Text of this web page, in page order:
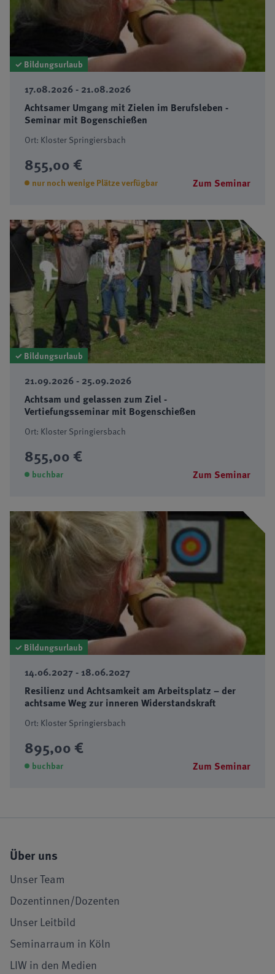
✓ Bildungsurlaub
17.08.2026 - 21.08.2026
Achtsamer Umgang mit Zielen im Berufsleben -
Seminar mit Bogenschießen
Ort: Kloster Springiersbach
855,00 €
nur noch wenige Plätze verfügbar Zum Seminar
✓ Bildungsurlaub
21.09.2026 - 25.09.2026
Achtsam und gelassen zum Ziel -
Vertiefungsseminar mit Bogenschießen
Ort: Kloster Springiersbach
855,00 €
buchbar Zum Seminar
✓ Bildungsurlaub
14.06.2027 - 18.06.2027
Resilienz und Achtsamkeit am Arbeitsplatz – der
achtsame Weg zur inneren Widerstandskraft
Ort: Kloster Springiersbach
895,00 €
buchbar Zum Seminar
Über uns
Unser Team
Dozentinnen/Dozenten
Unser Leitbild
Seminarraum in Köln
LIW in den Medien